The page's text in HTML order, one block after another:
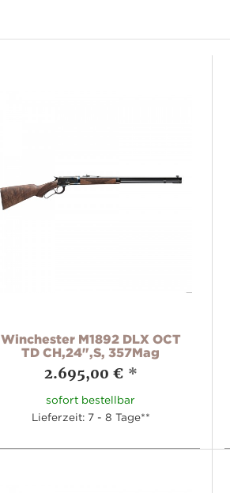
Winchester M1892 DLX OCT
TD CH,24",S, 357Mag
2.695,00 € *
sofort bestellbar
Lieferzeit: 7 - 8 Tage**